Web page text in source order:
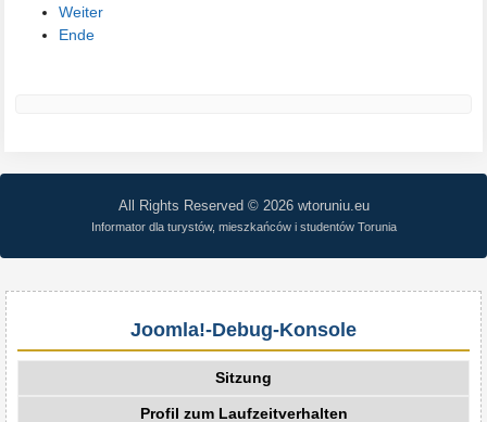
Weiter
Ende
All Rights Reserved © 2026 wtoruniu.eu
Informator dla turystów, mieszkańców i studentów Torunia
Joomla!-Debug-Konsole
Sitzung
Profil zum Laufzeitverhalten